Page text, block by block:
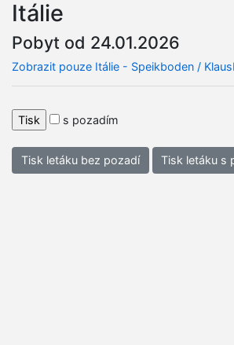
Itálie
Pobyt od 24.01.2026
Zobrazit pouze Itálie - Speikboden /
s pozadím
Tisk letáku bez pozadí Tisk letáku s